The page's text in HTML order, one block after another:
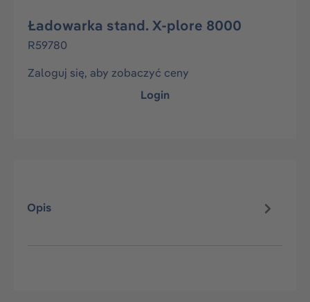
Ładowarka stand. X-plore 8000
R59780
Zaloguj się, aby zobaczyć ceny
Login
Opis